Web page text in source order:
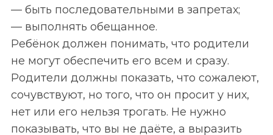
— быть последовательными в запретах;
— выполнять обещанное.
Ребёнок должен понимать, что родители
не могут обеспечить его всем и сразу.
Родители должны показать, что сожалеют,
сочувствуют, но того, что он просит у них,
нет или его нельзя трогать. Не нужно
показывать, что вы не даёте, а выразить